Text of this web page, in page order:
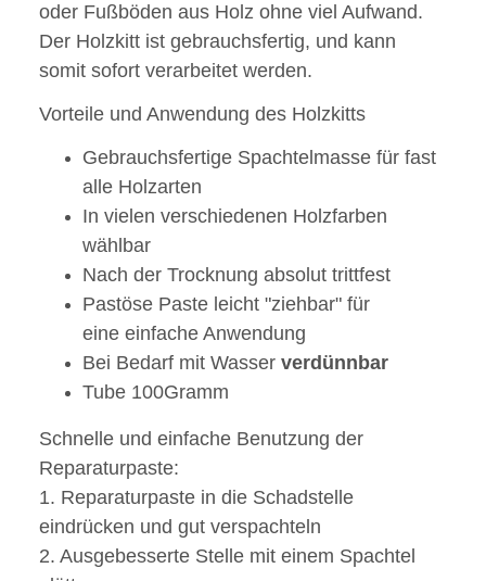
oder Fußböden aus Holz ohne viel Aufwand.
Der Holzkitt ist gebrauchsfertig, und kann
somit sofort verarbeitet werden.
Vorteile und Anwendung des Holzkitts
Gebrauchsfertige Spachtelmasse für fast
alle Holzarten
In vielen verschiedenen Holzfarben
wählbar
Nach der Trocknung absolut trittfest
Pastöse Paste leicht "ziehbar" für
eine einfache Anwendung
Bei Bedarf mit Wasser verdünnbar
Tube 100Gramm
Schnelle und einfache Benutzung der
Reparaturpaste:
1. Reparaturpaste in die Schadstelle
eindrücken und gut verspachteln
2. Ausgebesserte Stelle mit einem Spachtel